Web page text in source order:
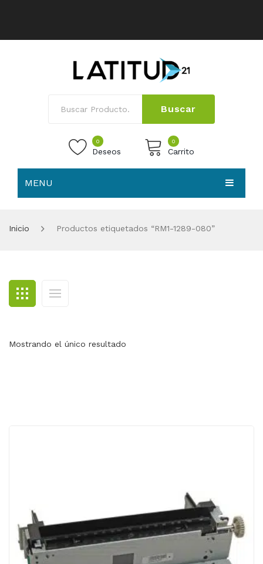
Buscar
0
Deseos
0
Carrito
MENU
BLOG
CONTACTO
Inicio Productos etiquetados “RM1-1289-080”
Mostrando el único resultado